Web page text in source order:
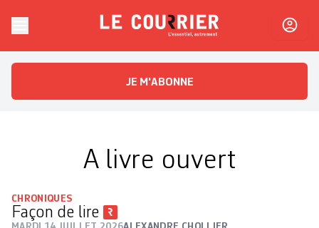
Le CourrierL'essentiel, autrement
JE M'ABONNE
A livre ouvert
CHRONIQUES
Façon de lire